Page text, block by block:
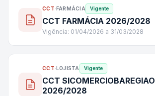
CCT·FARMÁCIA Vigente
CCT FARMÁCIA 2026/2028
Vigência: 01/04/2026 a 31/03/2028
CCT·LOJISTA Vigente
CCT SICOMERCIOBAREGIAO
2026/2028